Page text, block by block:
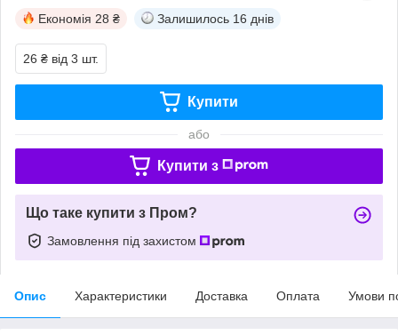
Економія 28 ₴ Залишилось 16 днів
26 ₴ від 3 шт.
Купити
або
Купити з
Що таке купити з Пром?
Замовлення під захистом
Опис Характеристики Доставка Оплата Умови